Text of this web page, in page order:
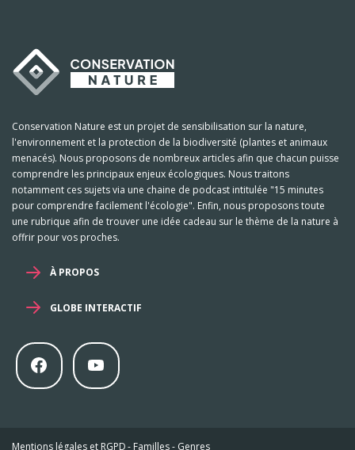
Conservation Nature est un projet de sensibilisation sur la nature,
l'environnement et la protection de la biodiversité (plantes et animaux
menacés). Nous proposons de nombreux articles afin que chacun puisse
comprendre les principaux enjeux écologiques. Nous traitons
notamment ces sujets via une chaine de podcast intitulée "15 minutes
pour comprendre facilement l'écologie". Enfin, nous proposons toute
une rubrique afin de trouver une idée cadeau sur le thème de la nature à
offrir pour vos proches.
À PROPOS
GLOBE INTERACTIF
Mentions légales et RGPD- Familles- Genres